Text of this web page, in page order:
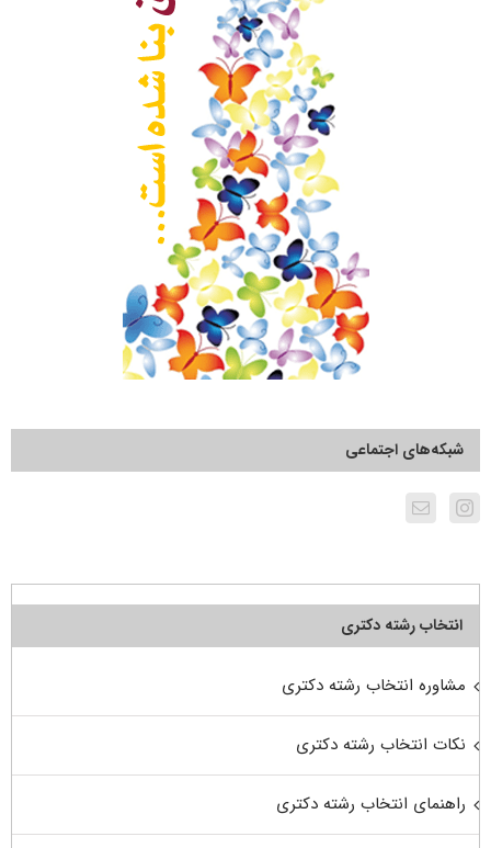
شبکه‌های اجتماعی
انتخاب رشته دکتری
مشاوره انتخاب رشته دکتری
نکات انتخاب رشته دکتری
راهنمای انتخاب رشته دکتری